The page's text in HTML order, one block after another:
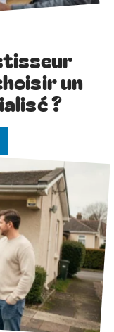
un
?